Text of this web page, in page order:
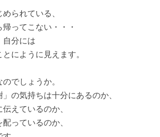
られている、
ってこない・・・
分には
にように見えます。
でしょうか。
の気持ちは十分にあるのか、
えているのか、
っているのか、